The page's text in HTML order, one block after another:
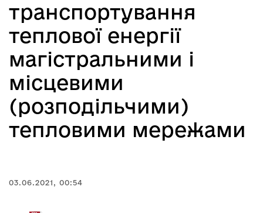
транспортування
теплової енергії
магістральними і
місцевими
(розподільчими)
тепловими мережами
03.06.2021, 00:54